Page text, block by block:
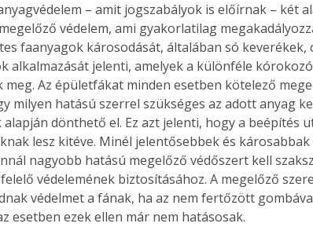
– amit jogszabályok is előírnak – két
védelem, ami gyakorlatilag
faanyagok károsodását, általában só keverékek,
alkalmazását jelenti, amelyek a különféle
meg. Az épületfákat minden esetben kötelező
milyen hatású szerrel szükséges az adott anyag
dönthető el. Ez azt jelenti, hogy a beépítés
lesz kitéve. Minél jelentősebbek és
nagyobb hatású megelőző védőszert kell
védelemének biztosításához. A megelőző
védelmet a fának, ha az nem fertőzött
esetben ezek ellen már nem hatásosak.